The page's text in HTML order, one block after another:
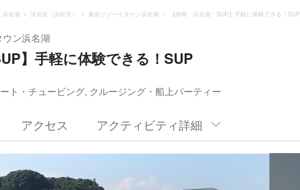
浜名湖 浜名区（浜松市） 東急リゾートタウン浜名湖 【静岡・浜名湖・SUP】手軽に体験できる！SUP
ン浜名湖
】手軽に体験できる！SUP
ト・チュービング, クルージング・船上パーティー
アクセス アクティビティ詳細